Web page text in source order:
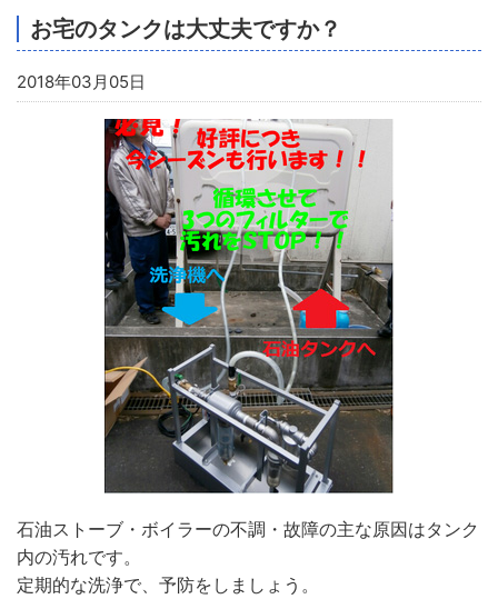
お宅のタンクは大丈夫ですか？
2018年03月05日
石油ストーブ・ボイラーの不調・故障の主な原因はタンク
内の汚れです。
定期的な洗浄で、予防をしましょう。